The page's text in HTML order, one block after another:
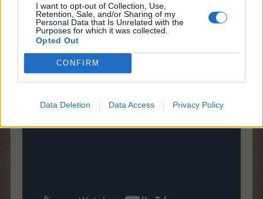
I want to opt-out of Collection, Use,
Retention, Sale, and/or Sharing of my
Personal Data that Is Unrelated with the
Purposes for which it was collected.
Opted Out
CONFIRM
Data Deletion Data Access Privacy Policy
Богдана Карадочева - Дано (2004)